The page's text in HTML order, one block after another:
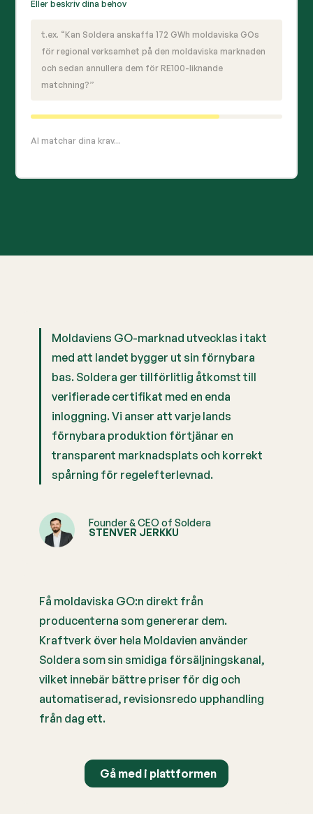
Eller beskriv dina behov
t.ex. “Kan Soldera anskaffa 172 GWh moldaviska GOs
för regional verksamhet på den moldaviska marknaden
och sedan annullera dem för RE100-liknande
matchning?”
AI matchar dina krav...
Moldaviens GO-marknad utvecklas i takt
med att landet bygger ut sin förnybara
bas. Soldera ger tillförlitlig åtkomst till
verifierade certifikat med en enda
inloggning. Vi anser att varje lands
förnybara produktion förtjänar en
transparent marknadsplats och korrekt
spårning för regelefterlevnad.
Founder & CEO of Soldera
STENVER JERKKU
Få moldaviska GO:n direkt från
producenterna som genererar dem.
Kraftverk över hela Moldavien använder
Soldera som sin smidiga försäljningskanal,
vilket innebär bättre priser för dig och
automatiserad, revisionsredo upphandling
från dag ett.
Gå med i plattformen